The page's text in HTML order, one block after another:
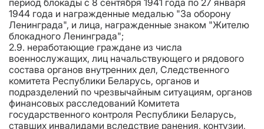
период блокады с 8 сентября 1941 года по 27 января
1944 года и награжденные медалью "За оборону
Ленинграда", и лица, награжденные знаком "Жителю
блокадного Ленинграда";
2.9. неработающие граждане из числа
военнослужащих, лиц начальствующего и рядового
состава органов внутренних дел, Следственного
комитета Республики Беларусь, органов и
подразделений по чрезвычайным ситуациям, органов
финансовых расследований Комитета
государственного контроля Республики Беларусь,
ставших инвалидами вследствие ранения, контузии,